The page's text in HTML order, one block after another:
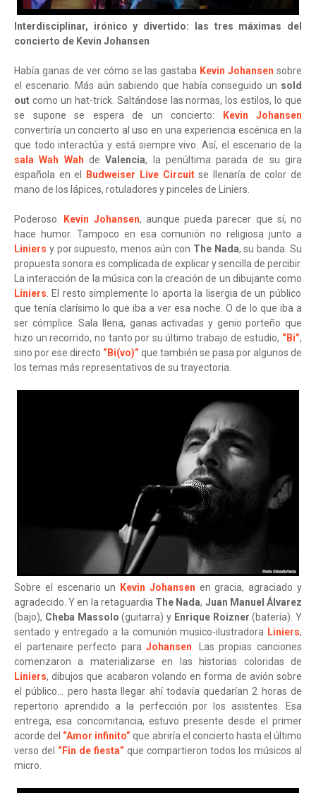
Interdisciplinar, irónico y divertido: las tres máximas del
concierto de Kevin Johansen
Había ganas de ver cómo se las gastaba Kevin Johansen sobre
el escenario. Más aún sabiendo que había conseguido un sold
out como un hat-trick. Saltándose las normas, los estilos, lo que
se supone se espera de un concierto:
Kevin Johansen
convertiría un concierto al uso en una experiencia escénica en la
que todo interactúa y está siempre vivo. Así, el escenario de la
sala Wah Wah deValencia, la penúltima parada de su gira
española en el
Budweiser Live Circuitse llenaría de color de
mano de los lápices, rotuladores y pinceles de Liniers.
Poderoso. Kevin Johansen, aunque pueda parecer que sí, no
hace humor. Tampoco en esa comunión no religiosa junto a
Liniers y por supuesto, menos aún con The Nada, su banda. Su
propuesta sonora es complicada de explicar y sencilla de percibir.
La interacción de la música con la creación de un dibujante como
Liniers. El resto simplemente lo aporta la lisergia de un público
que tenía clarísimo lo que iba a ver esa noche. O de lo que iba a
ser cómplice. Sala llena, ganas activadas y genio porteño que
hizo un recorrido, no tanto por su último trabajo de estudio, “Bi”,
sino por ese directo “Bi(vo)” que también se pasa por algunos de
los temas más representativos de su trayectoria.
Sobre el escenario un Kevin Johansen en gracia, agraciado y
agradecido. Y en la retaguardia The Nada, Juan Manuel Álvarez
(bajo), Cheba Massolo (guitarra) y Enrique Roizner(batería). Y
sentado y entregado a la comunión musico-ilustradora Liniers,
el partenaire perfecto paraJohansen. Las propias canciones
comenzaron a materializarse en las historias coloridas de
Liniers, dibujos que acabaron volando en forma de avión sobre
el público... pero hasta llegar ahí todavía quedarían 2 horas de
repertorio aprendido a la perfección por los asistentes. Esa
entrega, esa concomitancia, estuvo presente desde el primer
acorde del “Amor infinito” que abriría el concierto hasta el último
verso del “Fin de fiesta” que compartieron todos los músicos al
micro.